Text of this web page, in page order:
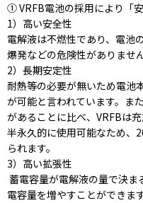
① VRFB電池の採用により「
1）高い安全性
電解液は不燃性であり、電池
爆発などの危険性がありません
2）長期安定性
耐熱等の必要が無いため電池
が可能と言われています。ま
があることに比べ、VRFBは
半永久的に使用可能なため、
られます。
3）高い拡張性
蓄電容量が電解液の量で決
電容量を増やすことができます